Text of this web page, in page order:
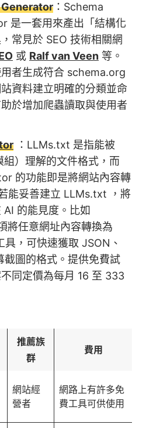
：Schema
是一套用來產出「結構化
常見於 SEO 技術相關網
或 Ralf van Veen 等。
者生成符合 schema.org
資料建立明確的分類並命
於增加爬蟲讀取與使用者
：LLMs.txt 是指能被
）理解的文件格式，而
的功能即是將網站內容轉
能妥善建立 LLMs.txt ，將
的能見度。比如
將任意網址內容轉換為
，可快速獲取 JSON、
圖的格式。提供免費試
同定價為每月 16 至 333
推薦族
群
費用
網站經
營者
網路上有許多免
費工具可供使用